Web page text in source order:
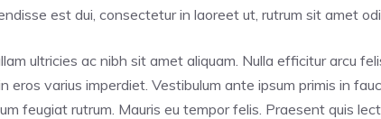
est dui, consectetur in laoreet ut, rutrum sit amet
ultricies ac nibh sit amet aliquam. Nulla efficitur arcu
eros varius imperdiet. Vestibulum ante ipsum primis in
feugiat rutrum. Mauris eu tempor felis. Praesent quis